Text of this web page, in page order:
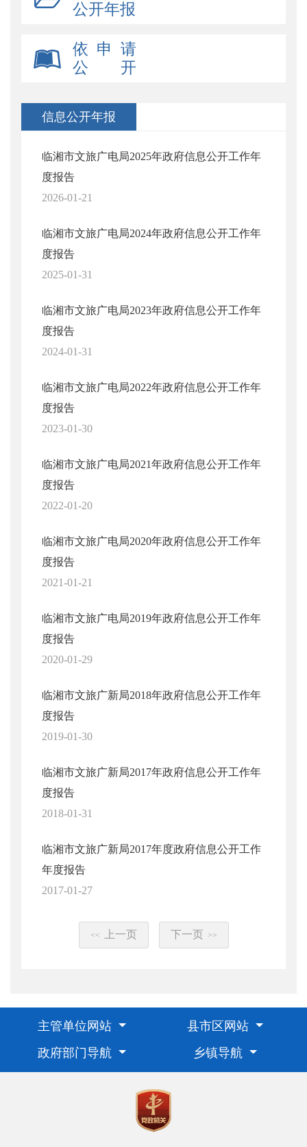
公开年报
依 申 请
公 开
信息公开年报
临湘市文旅广电局2025年政府信息公开工作年
度报告
2026-01-21
临湘市文旅广电局2024年政府信息公开工作年
度报告
2025-01-31
临湘市文旅广电局2023年政府信息公开工作年
度报告
2024-01-31
临湘市文旅广电局2022年政府信息公开工作年
度报告
2023-01-30
临湘市文旅广电局2021年政府信息公开工作年
度报告
2022-01-20
临湘市文旅广电局2020年政府信息公开工作年
度报告
2021-01-21
临湘市文旅广电局2019年政府信息公开工作年
度报告
2020-01-29
临湘市文旅广新局2018年政府信息公开工作年
度报告
2019-01-30
临湘市文旅广新局2017年政府信息公开工作年
度报告
2018-01-31
临湘市文旅广新局2017年度政府信息公开工作
年度报告
2017-01-27
<< 上一页 下一页 >>
主管单位网站
县市区网站
政府部门导航
乡镇导航